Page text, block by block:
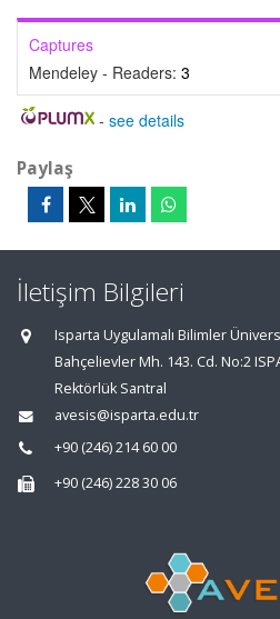
Captures
Mendeley - Readers: 3
- see details
Paylaş
İletişim Bilgileri
Isparta Uygulamalı Bilimler
Bahçelievler Mh. 143. Cd. No:2
Rektörlük Santral
avesis@isparta.edu.tr
+90 (246) 214 60 00
+90 (246) 228 30 06